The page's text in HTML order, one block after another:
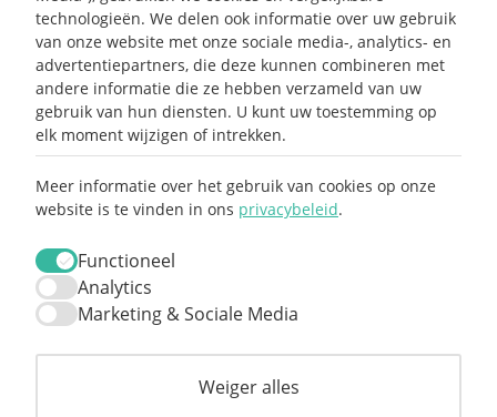
Claim mijn 15%
Meld je aan en ontvang 15% korting op je
technologieën. We delen ook informatie over uw gebruik
van onze website met onze sociale media-, analytics- en
advertentiepartners, die deze kunnen combineren met
andere informatie die ze hebben verzameld van uw
gebruik van hun diensten. U kunt uw toestemming op
elk moment wijzigen of intrekken.
Meer informatie over het gebruik van cookies op onze
website is te vinden in ons privacybeleid.
Functioneel
Analytics
Marketing & Sociale Media
Weiger alles